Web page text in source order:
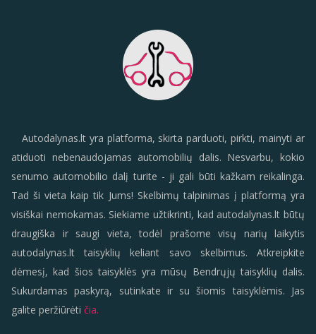
Autodalynas.lt yra platforma, skirta parduoti, pirkti, mainyti ar
atiduoti nebenaudojamas automobilių dalis. Nesvarbu, kokio
senumo automobilio dalį turite - ji gali būti kažkam reikalinga.
Tad ši vieta kaip tik Jums! Skelbimų talpinimas į platformą yra
visiškai nemokamas. Siekiame užtikrinti, kad autodalynas.lt būtų
draugiška ir saugi vieta, todėl prašome visų narių laikytis
autodalynas.lt taisyklių keliant savo skelbimus. Atkreipkite
dėmesį, kad šios taisyklės yra mūsų Bendrųjų taisyklių dalis.
Sukurdamas paskyrą, sutinkate ir su šiomis taisyklėmis. Jas
galite peržiūrėti čia.